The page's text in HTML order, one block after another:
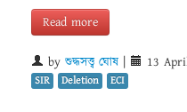
Read more
by শুদ্ধসত্ত্ব ঘোষ | 13
SIR
Deletion ECI